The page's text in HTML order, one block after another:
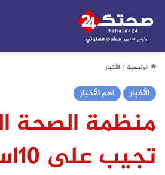
الرئيسية/ الأخبار
الأخبار اهم الأخبار
منظمة الصحة